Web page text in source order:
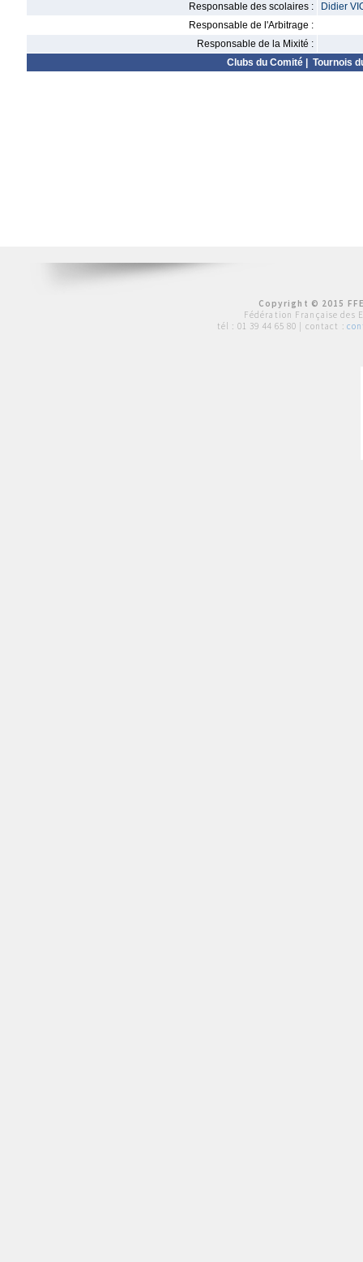
Responsable des scolaires :
Didier
Responsable de l'Arbitrage :
Responsable de la Mixité :
Clubs du Comité| Tournois
Copyright © 2015
Fédération Française des
tél : 01 39 44 65 80 | contact :